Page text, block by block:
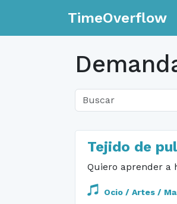
TimeOverflow
Tejido de
Quiero aprender a
Ocio / Artes /